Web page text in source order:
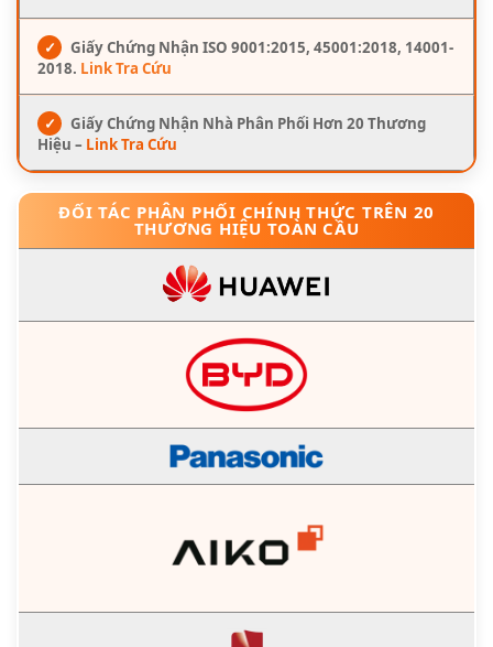
✓
Giấy Chứng Nhận ISO 9001:2015, 45001:2018, 14001-
2018. Link Tra Cứu
✓
Giấy Chứng Nhận Nhà Phân Phối Hơn 20 Thương
Hiệu – Link Tra Cứu
ĐỐI TÁC PHÂN PHỐI CHÍNH THỨC TRÊN 20
THƯƠNG HIỆU TOÀN CẦU